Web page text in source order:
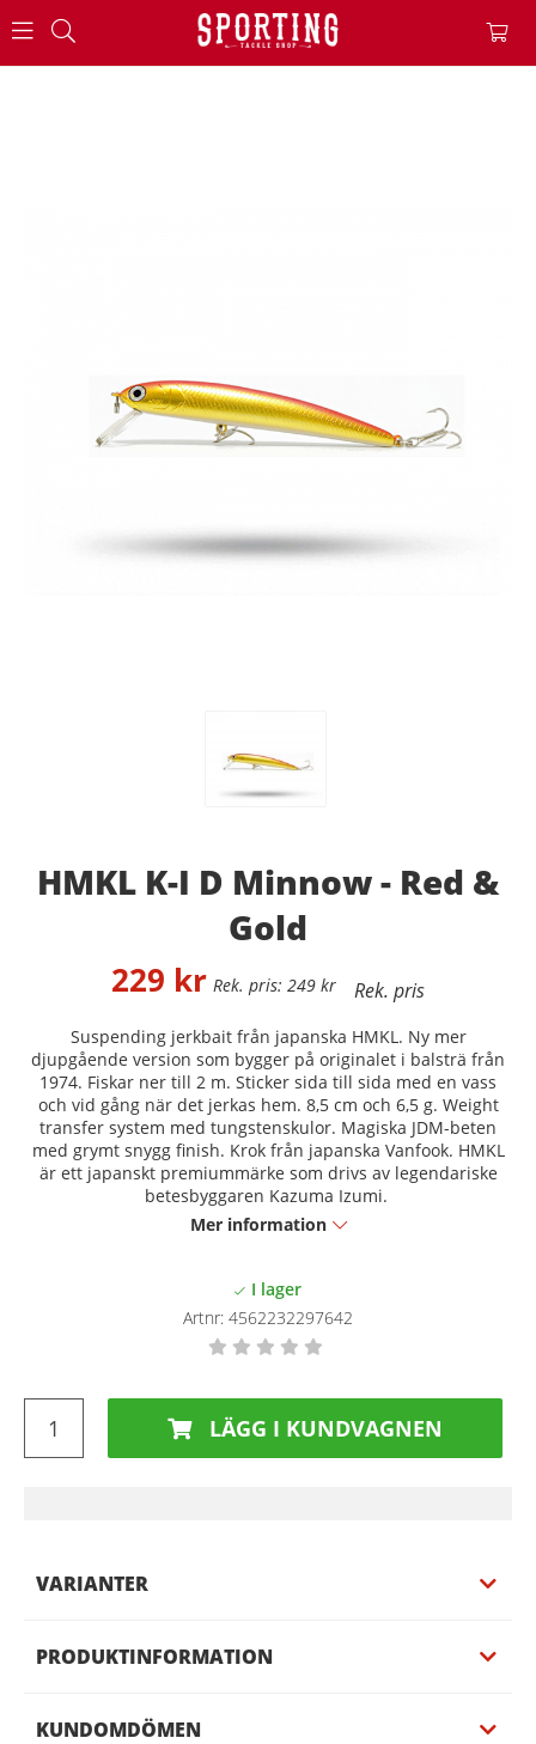
HMKL K-I D Minnow - Red &
Gold
249 kr
229 kr
Suspending jerkbait från japanska HMKL. Ny mer
djupgående version som bygger på originalet i balsträ från
1974. Fiskar ner till 2 m. Sticker sida till sida med en vass
och vid gång när det jerkas hem. 8,5 cm och 6,5 g. Weight
transfer system med tungstenskulor. Magiska JDM-beten
med grymt snygg finish. Krok från japanska Vanfook. HMKL
är ett japanskt premiummärke som drivs av legendariske
betesbyggaren Kazuma Izumi.
Mer information
Artnr: 4562232297642
LÄGG I KUNDVAGNEN
VARIANTER
PRODUKTINFORMATION
KUNDOMDÖMEN